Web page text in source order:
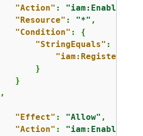
"Action" :
"Resource" : "*" ,
"Condition" : {
"StringEquals" :
}
}
"Effect" : "Allow" ,
"Action" :